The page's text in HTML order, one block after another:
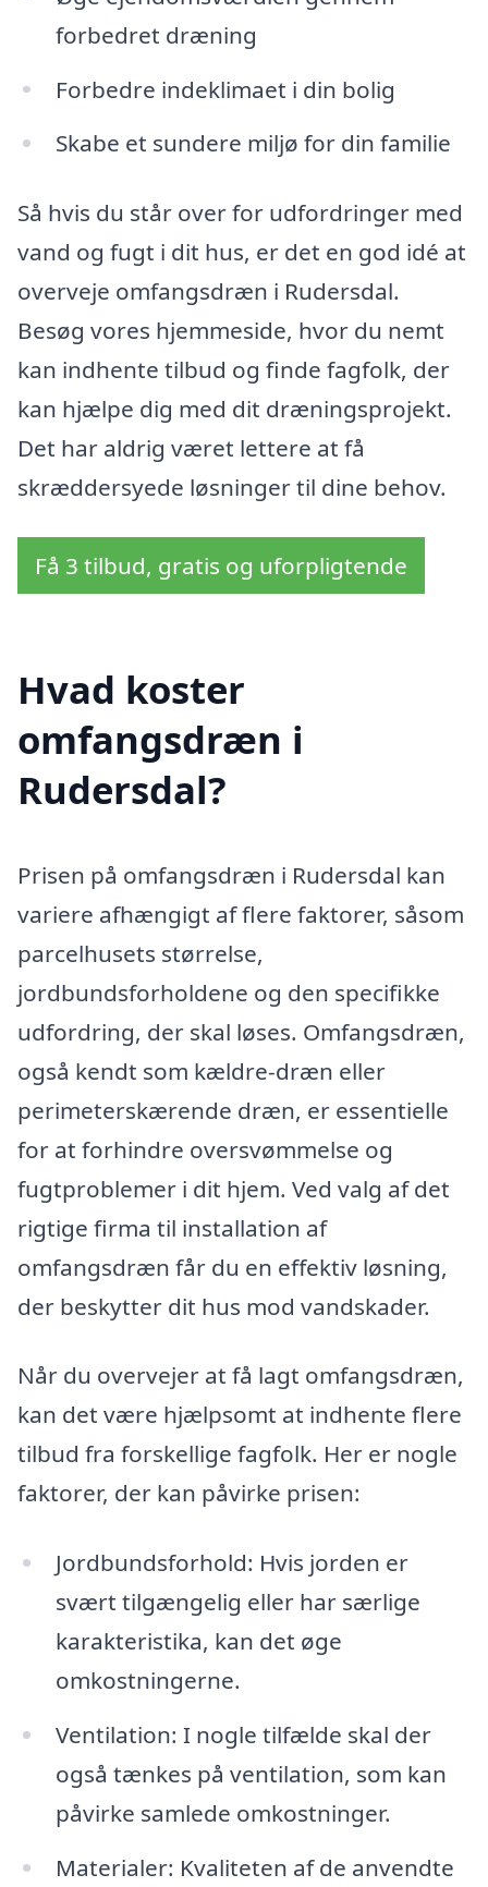
forbedret dræning
Forbedre indeklimaet i din bolig
Skabe et sundere miljø for din familie
Så hvis du står over for udfordringer med
vand og fugt i dit hus, er det en god idé at
overveje omfangsdræn i Rudersdal.
Besøg vores hjemmeside, hvor du nemt
kan indhente tilbud og finde fagfolk, der
kan hjælpe dig med dit dræningsprojekt.
Det har aldrig været lettere at få
skræddersyede løsninger til dine behov.
Få 3 tilbud, gratis og uforpligtende
Hvad koster
omfangsdræn i
Rudersdal?
Prisen på omfangsdræn i Rudersdal kan
variere afhængigt af flere faktorer, såsom
parcelhusets størrelse,
jordbundsforholdene og den specifikke
udfordring, der skal løses. Omfangsdræn,
også kendt som kældre-dræn eller
perimeterskærende dræn, er essentielle
for at forhindre oversvømmelse og
fugtproblemer i dit hjem. Ved valg af det
rigtige firma til installation af
omfangsdræn får du en effektiv løsning,
der beskytter dit hus mod vandskader.
Når du overvejer at få lagt omfangsdræn,
kan det være hjælpsomt at indhente flere
tilbud fra forskellige fagfolk. Her er nogle
faktorer, der kan påvirke prisen:
Jordbundsforhold: Hvis jorden er
svært tilgængelig eller har særlige
karakteristika, kan det øge
omkostningerne.
Ventilation: I nogle tilfælde skal der
også tænkes på ventilation, som kan
påvirke samlede omkostninger.
Materialer: Kvaliteten af de anvendte